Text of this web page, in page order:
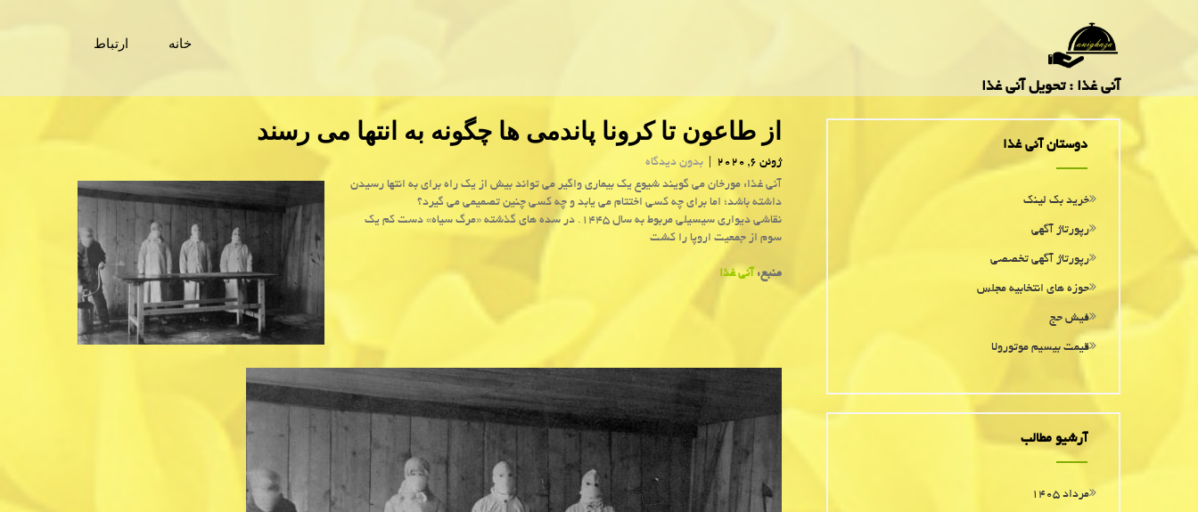
آنی غذا : تحویل آنی غذا
خانه ارتباط
از طاعون تا كرونا پاندمی ها چگونه به انتها می رسند
ژوئن 6, 2020
بدون دیدگاه
آنی غذا: مورخان می گویند شیوع یك بیماری واگیر می تواند بیش از یك راه برای به انتها رسیدن
داشته باشد؛ اما برای چه كسی اختتام می یابد و چه كسی چنین تصمیمی می گیرد؟
نقاشی دیواری سیسیلی مربوط به سال ۱۴۴۵. در سده های گذشته «مرگ سیاه» دست کم یک
سوم از جمعیت اروپا را کشت
منبع: آنی غذا
دوستان آنی غذا
خرید بک لینک
رپورتاژ آگهی
رپورتاژ آگهی تخصصی
حوزه های انتخابیه مجلس
فیش حج
قیمت بیسیم موتورولا
آرشیو مطالب
مرداد ۱۴۰۵